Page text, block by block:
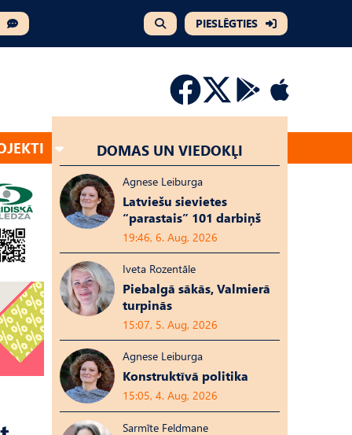
PIESLĒGTIES
DOMAS UN VIEDOKĻI
Agnese Leiburga
Latviešu sievietes
“parastais” 101 darbiņš
19:46, 6. Aug, 2026
Iveta Rozentāle
Piebalgā sākās, Valmierā
turpinās
15:07, 5. Aug, 2026
Agnese Leiburga
Konstruktīvā politika
15:05, 4. Aug, 2026
Sarmīte Feldmane